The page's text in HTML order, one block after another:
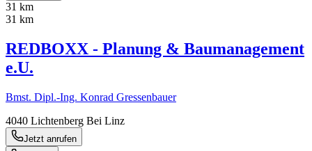
31 km
31 km
REDBOXX - Planung & Baumanagement
e.U.
Bmst. Dipl.-Ing. Konrad Gressenbauer
4040 Lichtenberg Bei Linz
Jetzt anrufen